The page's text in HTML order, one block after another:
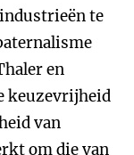
te
en
keuzevrijheid
van
om die van